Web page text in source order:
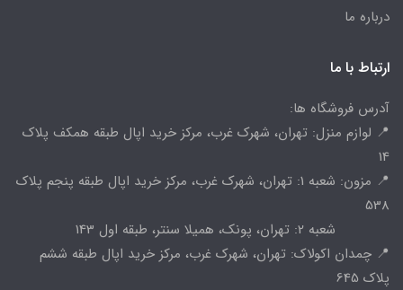
درباره ما
ارتباط با ما
آدرس فروشگاه ها:
📍 لوازم منزل: تهران، شهرک غرب، مرکز خرید اپال طبقه همکف پلاک
14
📍 مزون: شعبه 1: تهران، شهرک غرب، مرکز خرید اپال طبقه پنجم پلاک
538
شعبه 2: تهران، پونک، همیلا سنتر، طبقه اول 143
📍 چمدان اکولاک: تهران، شهرک غرب، مرکز خرید اپال طبقه ششم
پلاک 645